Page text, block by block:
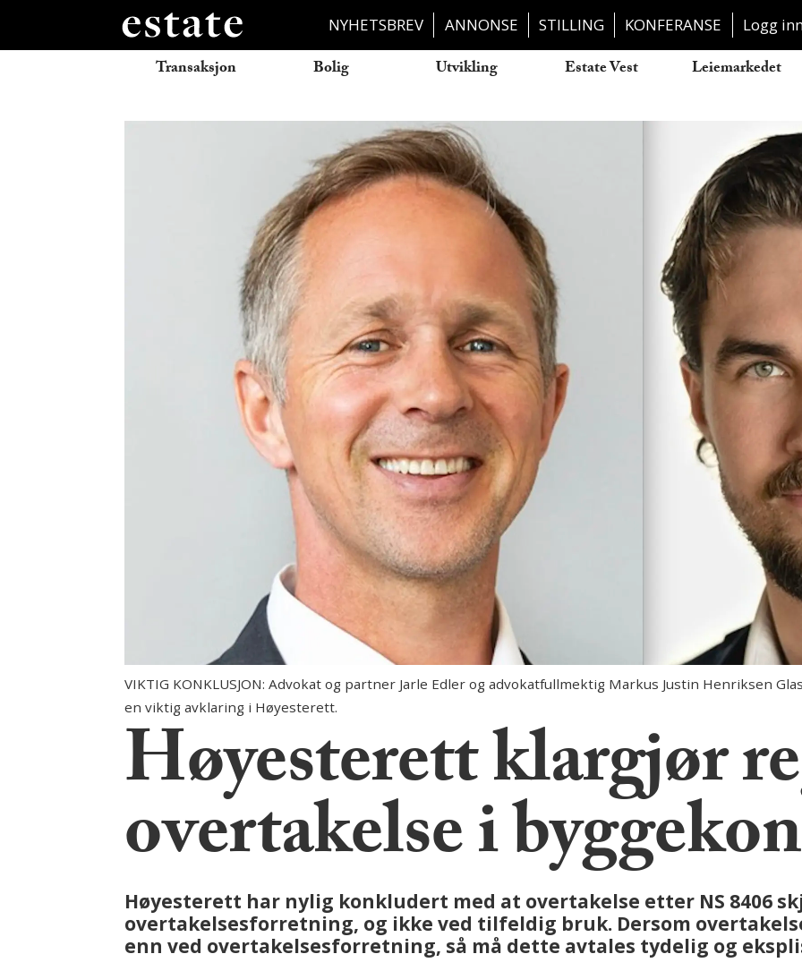
NYHETSBREV ANNONSE STILLING KONFERANSE Logg
Transaksjon Bolig Utvikling Estate Vest Leiemarkedet
VIKTIG KONKLUSJON: Advokat og partner Jarle Edler og advokatfullmektig Markus Justin Henriksen
en viktig avklaring i Høyesterett.
Høyesterett klargjør
overtakelse i
Høyesterett har nylig konkludert med at overtakelse etter NS 8406
overtakelsesforretning, og ikke ved tilfeldig bruk. Dersom
enn ved overtakelsesforretning, så må dette avtales tydelig og